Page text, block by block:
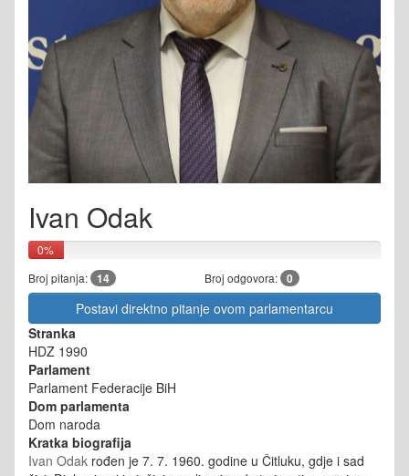
Ivan Odak
0%
Broj pitanja: 14 Broj odgovora: 0
Postavi direktno pitanje ovom parlamentarcu
Stranka
HDZ 1990
Parlament
Parlament Federacije BiH
Dom parlamenta
Dom naroda
Kratka biografija
Ivan Odak rođen je 7. 7. 1960. godine u Čitluku, gdje i sad